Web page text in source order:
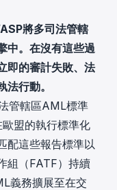
將多司法管轄
中。在沒有這些過
即的審計失敗、法
行動。
管轄區AML標準
歐盟的執行標準化
配這些報告標準以
組（FATF）持續
義務擴展至在交